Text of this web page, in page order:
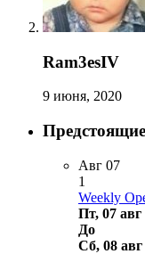
Ram3esIV
9 июня, 2020
Авг 07
1
Weekly
Пт, 07 авг
До
Сб, 08 авг